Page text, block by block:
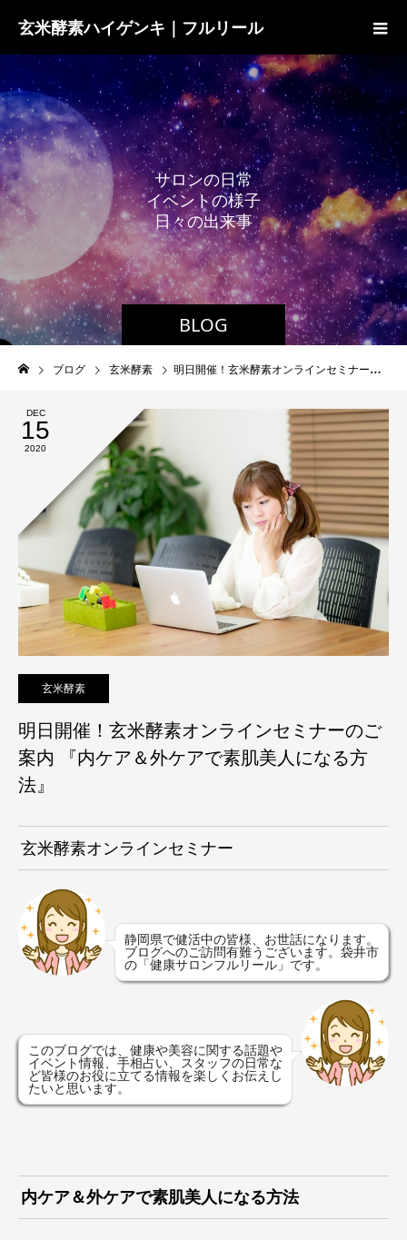
玄米酵素ハイゲンキ｜フルリール
BLOG
サロンの日常
イベン トの様子
日々の出来事
ブログ 玄米酵素 明日開催！玄米酵素オンラインセミナーのご案内 『内ケア＆外ケアで素肌美人になる方法』
DEC
15
2020
玄米酵素
明日開催！玄米酵素オンラインセミナーのご
案内 『内ケア＆外ケアで素肌美人になる方
法』
玄米酵素オンラインセミナー
静岡県で健活中の皆様、お世話になります。
ブログへのご訪問有難うございます。袋井市
の「健康サロンフルリール」です。
このブログでは、健康や美容に関する話題や
イベント情報、手相占い、スタッフの日常な
ど皆様のお役に立てる情報を楽しくお伝えし
たいと思います。
内ケア＆外ケアで素肌美人になる方法